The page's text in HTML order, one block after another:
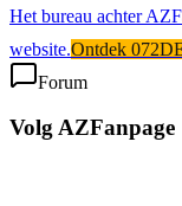
Het bureau achter
website.Ontdek
Forum
Volg AZFanpage